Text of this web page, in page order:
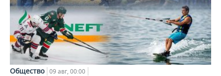
Общество 09 авг, 00:00